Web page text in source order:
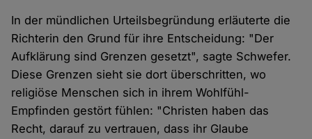
In der mündlichen Urteilsbegründung erläuterte die
Richterin den Grund für ihre Entscheidung: "Der
Aufklärung sind Grenzen gesetzt", sagte Schwefer.
Diese Grenzen sieht sie dort überschritten, wo
religiöse Menschen sich in ihrem Wohlfühl-
Empfinden gestört fühlen: "Christen haben das
Recht, darauf zu vertrauen, dass ihr Glaube